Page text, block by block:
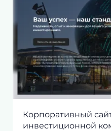
Корпоративный
инвестиционной